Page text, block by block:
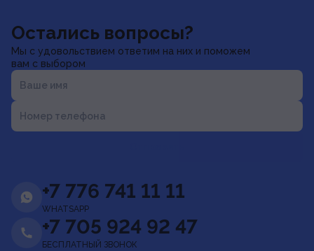
Остались вопросы?
Мы с удовольствием ответим на них и поможем
вам с выбором
Ваше имя
Номер телефона
+7 776 741 11 11
WHATSAPP
+7 705 924 92 47
БЕСПЛАТНЫЙ ЗВОНОК